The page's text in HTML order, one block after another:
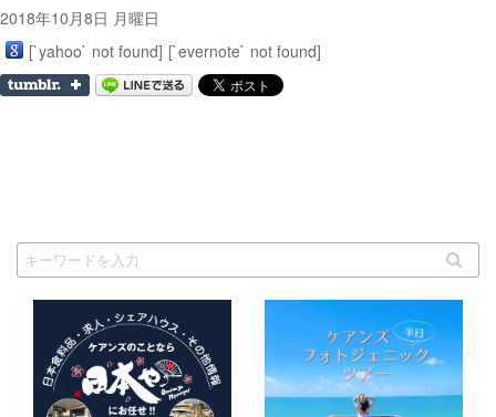
2018年10月8日 月曜日
[`yahoo` not found] [`evernote` not found]